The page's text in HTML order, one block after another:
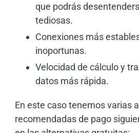
que podrás
tediosas.
Conexiones más
inoportunas.
Velocidad de cálculo y
datos más rápida.
En este caso tenemos varias
recomendadas de pago